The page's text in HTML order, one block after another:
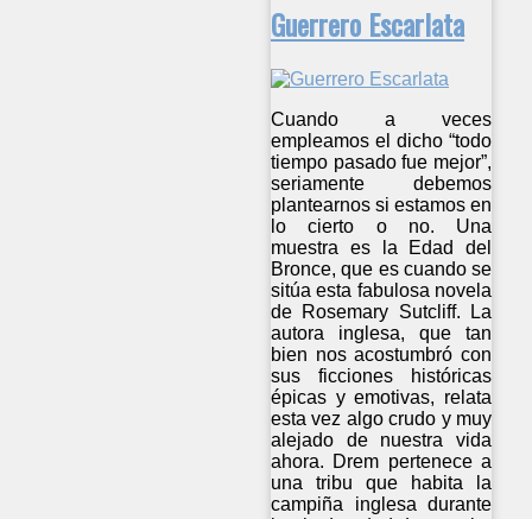
Guerrero Escarlata
Cuando a veces
empleamos el dicho “todo
tiempo pasado fue mejor”,
seriamente debemos
plantearnos si estamos en
lo cierto o no. Una
muestra es la Edad del
Bronce, que es cuando se
sitúa esta fabulosa novela
de Rosemary Sutcliff. La
autora inglesa, que tan
bien nos acostumbró con
sus ficciones históricas
épicas y emotivas, relata
esta vez algo crudo y muy
alejado de nuestra vida
ahora. Drem pertenece a
una tribu que habita la
campiña inglesa durante